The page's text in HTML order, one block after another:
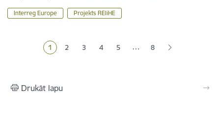
Interreg Europe Projekts REliHE
Pašreizējā lapa
1 Lapa
2 Lapa
3 Lapa
4 Lapa
5 … 8
Drukāt lapu